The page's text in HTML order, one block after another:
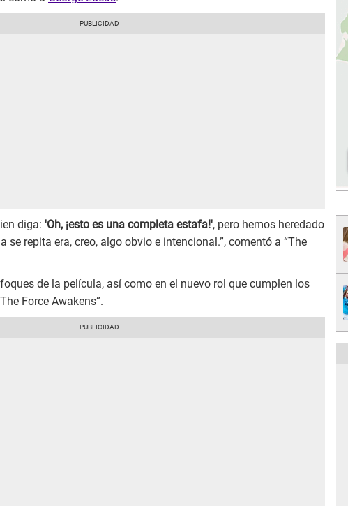
diga: 'Oh, ¡esto es una completa estafa!', pero hemos heredado
se repita era, creo, algo obvio e intencional.”, comentó a “The
de la película, así como en el nuevo rol que cumplen los
Force Awakens”.